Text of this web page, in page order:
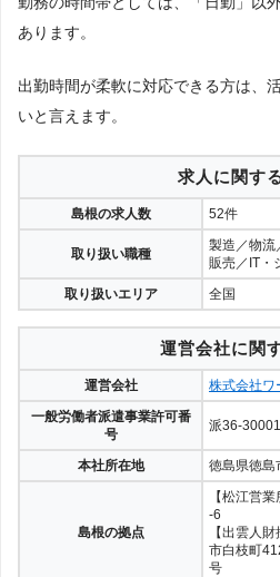
あります。
出勤時間が柔軟に対応できる方は、
いと言えます。
求人に関す
島根の求人数 52件
取り扱い職種
製造／物流
販売／IT・
取り扱いエリア
全国
運営会社に関
運営会社
株式会社ワ
一般労働者派遣事業許可番
号
派36-
本社所在地 徳島県徳島
島根の拠点
【松江営
-6
【出雲人
市白枝町
号